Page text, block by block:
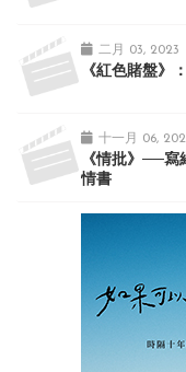
二月 03, 2023
《紅色賭盤》
十一月 06,
《情批》──
情書